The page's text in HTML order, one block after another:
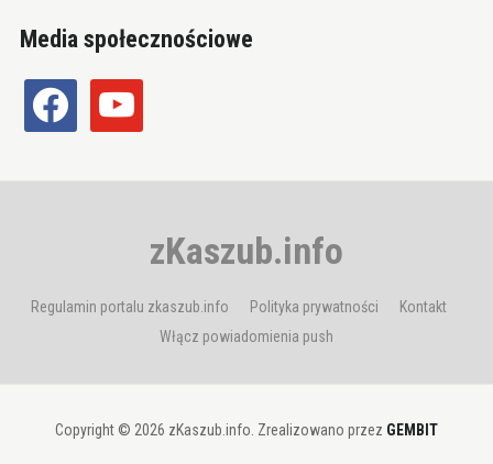
Media społecznościowe
facebook youtube
zKaszub.info
Regulamin portalu zkaszub.info Polityka prywatności
Kontakt
Włącz powiadomienia push
Copyright © 2026 zKaszub.info. Zrealizowano przez GEMBIT